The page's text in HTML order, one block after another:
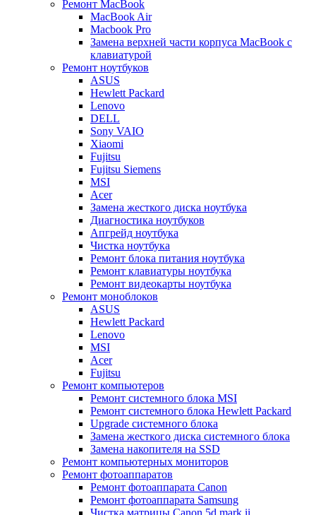
Ремонт MacBook
MacBook Air
Macbook Pro
Замена верхней части корпуса MacBook с
клавиатурой
Ремонт ноутбуков
ASUS
Hewlett Packard
Lenovo
DELL
Sony VAIO
Xiaomi
Fujitsu
Fujitsu Siemens
MSI
Acer
Замена жесткого диска ноутбука
Диагностика ноутбуков
Апгрейд ноутбука
Чистка ноутбука
Ремонт блока питания ноутбука
Ремонт клавиатуры ноутбука
Ремонт видеокарты ноутбука
Ремонт моноблоков
ASUS
Hewlett Packard
Lenovo
MSI
Acer
Fujitsu
Ремонт компьютеров
Ремонт системного блока MSI
Ремонт системного блока Hewlett Packard
Upgrade системного блока
Замена жесткого диска системного блока
Замена накопителя на SSD
Ремонт компьютерных мониторов
Ремонт фотоаппаратов
Ремонт фотоаппарата Canon
Ремонт фотоаппарата Samsung
Чистка матрицы Canon 5d mark ii